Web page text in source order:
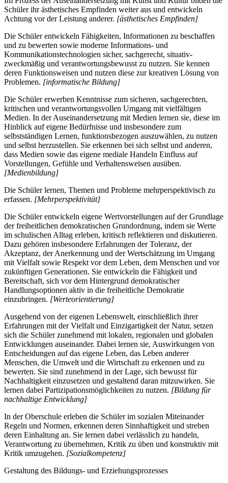
Schüler ihr ästhetisches Empfinden weiter aus und entwickeln
Achtung vor der Leistung anderer. [ästhetisches Empfinden]
Die Schüler entwickeln Fähigkeiten, Informationen zu beschaffen
und zu bewerten sowie moderne Informations- und
Kommunikationstechnologien sicher, sachgerecht, situativ-
zweckmäßig und verantwortungsbewusst zu nutzen. Sie kennen
deren Funktionsweisen und nutzen diese zur kreativen Lösung von
Problemen. [informatische Bildung]
Die Schüler erwerben Kenntnisse zum sicheren, sachgerechten,
kritischen und verantwortungsvollen Umgang mit vielfältigen
Medien. In der Auseinandersetzung mit Medien lernen sie, diese im
Hinblick auf eigene Bedürfnisse und insbesondere zum
selbstständigen Lernen, funktionsbezogen auszuwählen, zu nutzen
und selbst herzustellen. Sie erkennen bei sich selbst und anderen,
dass Medien sowie das eigene mediale Handeln Einfluss auf
Vorstellungen, Gefühle und Verhaltensweisen ausüben.
[Medienbildung]
Die Schüler lernen, Themen und Probleme mehrperspektivisch zu
erfassen. [Mehrperspektivität]
Die Schüler entwickeln eigene Wertvorstellungen auf der Grundlage
der freiheitlichen demokratischen Grundordnung, indem sie Werte
im schulischen Alltag erleben, kritisch reflektieren und diskutieren.
Dazu gehören insbesondere Erfahrungen der Toleranz, der
Akzeptanz, der Anerkennung und der Wertschätzung im Umgang
mit Vielfalt sowie Respekt vor dem Leben, dem Menschen und vor
zukünftigen Generationen. Sie entwickeln die Fähigkeit und
Bereitschaft, sich vor dem Hintergrund demokratischer
Handlungsoptionen aktiv in die freiheitliche Demokratie
einzubringen. [Werteorientierung]
Ausgehend von der eigenen Lebenswelt, einschließlich ihrer
Erfahrungen mit der Vielfalt und Einzigartigkeit der Natur, setzen
sich die Schüler zunehmend mit lokalen, regionalen und globalen
Entwicklungen auseinander. Dabei lernen sie, Auswirkungen von
Entscheidungen auf das eigene Leben, das Leben anderer
Menschen, die Umwelt und die Wirtschaft zu erkennen und zu
bewerten. Sie sind zunehmend in der Lage, sich bewusst für
Nachhaltigkeit einzusetzen und gestaltend daran mitzuwirken. Sie
lernen dabei Partizipationsmöglichkeiten zu nutzen. [Bildung für
nachhaltige Entwicklung]
In der Oberschule erleben die Schüler im sozialen Miteinander
Regeln und Normen, erkennen deren Sinnhaftigkeit und streben
deren Einhaltung an. Sie lernen dabei verlässlich zu handeln,
Verantwortung zu übernehmen, Kritik zu üben und konstruktiv mit
Kritik umzugehen. [Sozialkompetenz]
Gestaltung des Bildungs- und Erziehungsprozesses